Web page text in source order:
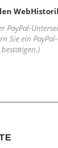
PayPal-
Sie ein